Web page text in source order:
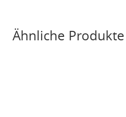
Ähnliche Produkte